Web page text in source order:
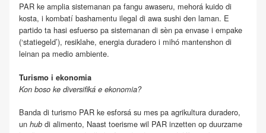
PAR ke amplia sistemanan pa fangu awaseru, mehorá kuido di
kosta, i kombatí bashamentu ilegal di awa sushi den laman. E
partido ta hasi esfuerso pa sistemanan di sèn pa envase i empake
(‘statiegeld’), resiklahe, energia duradero i mihó mantenshon di
leinan pa medio ambiente.
Turismo i ekonomia
Kon boso ke diversifiká e ekonomia?
Banda di turismo PAR ke esforsá su mes pa agrikultura duradero,
un hub di alimento, Naast toerisme wil PAR inzetten op duurzame